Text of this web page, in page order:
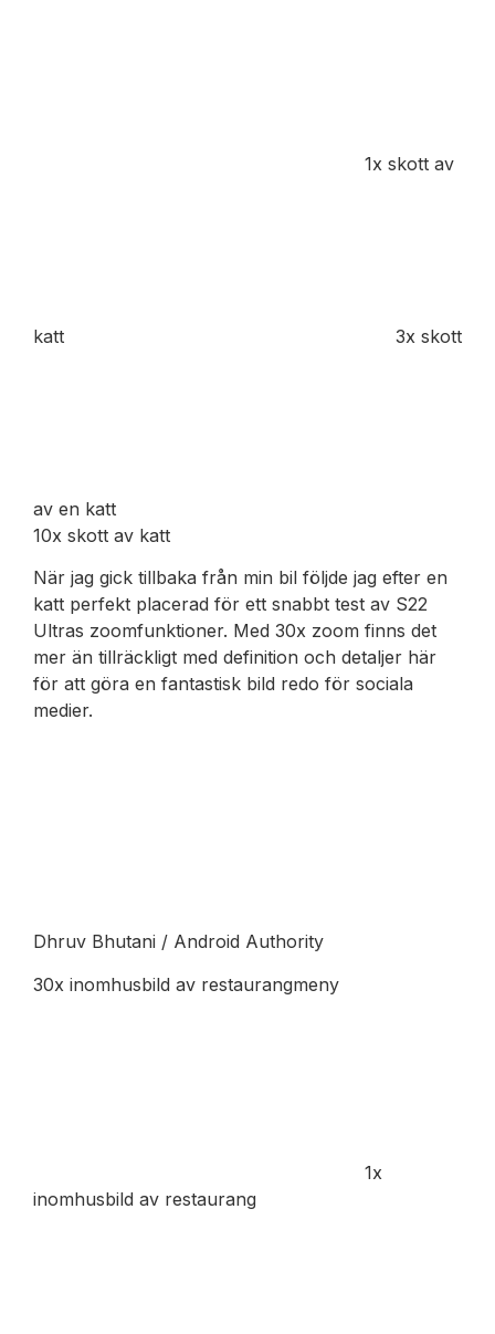
1x skott av
katt 3x skott
av en katt
10x skott av katt
När jag gick tillbaka från min bil följde jag efter en
katt perfekt placerad för ett snabbt test av S22
Ultras zoomfunktioner. Med 30x zoom finns det
mer än tillräckligt med definition och detaljer här
för att göra en fantastisk bild redo för sociala
medier.
Dhruv Bhutani / Android Authority
30x inomhusbild av restaurangmeny
1x
inomhusbild av restaurang